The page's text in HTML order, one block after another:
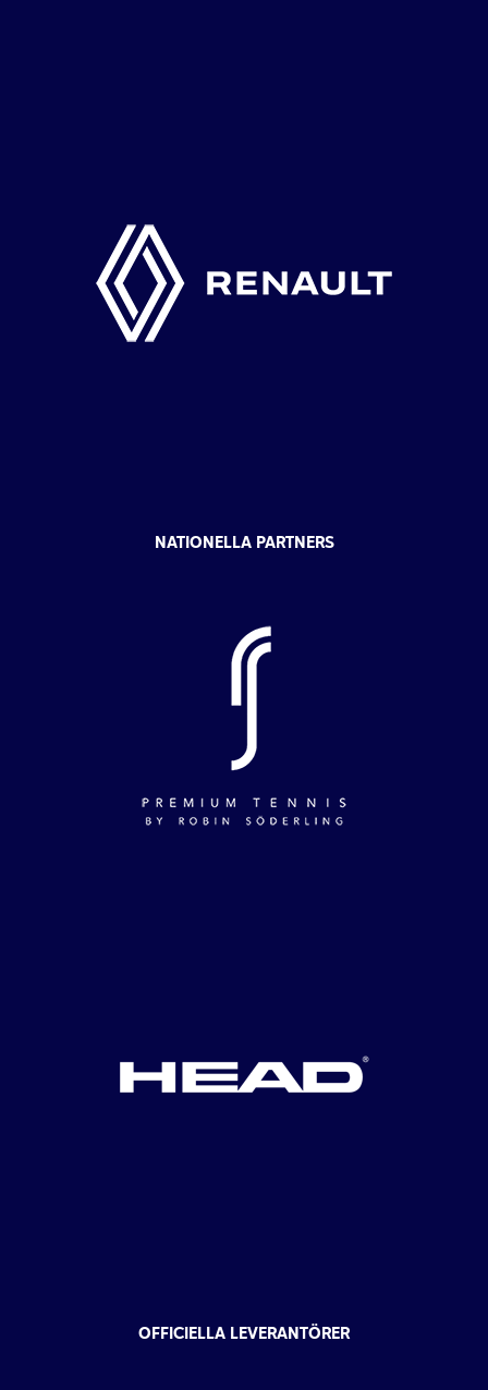
NATIONELLA PARTNERS
OFFICIELLA LEVERANTÖRER